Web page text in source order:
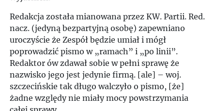
Redakcja została mianowana przez KW. Partii. Red.
nacz. (jedyną bezpartyjną osobę) zapewniano
uroczyście że Zespół będzie umiał i mógł
poprowadzić pismo w „ramach” i „po linii”.
Redaktor ów zdawał sobie w pełni sprawę że
nazwisko jego jest jedynie firmą. [ale] – woj.
szczecińskie tak długo walczyło o pismo, [że]
żadne względy nie miały mocy powstrzymania